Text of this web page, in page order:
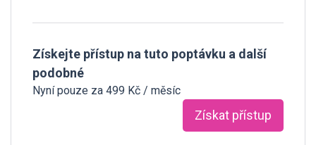
Získejte přístup na tuto poptávku a další
podobné
Nyní pouze za 499 Kč / měsíc
Získat přístup